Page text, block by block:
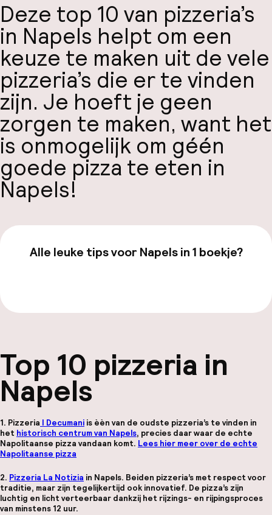
Deze top 10 van pizzeria’s
in Napels helpt om een
keuze te maken uit de vele
pizzeria’s die er te vinden
zijn. Je hoeft je geen
zorgen te maken, want het
is onmogelijk om géén
goede pizza te eten in
Napels!
Alle leuke tips voor Napels in 1 boekje?
Top 10 pizzeria in
Napels
1. Pizzeria I Decumani is èèn van de oudste pizzeria’s te vinden in
het historisch centrum van Napels, precies daar waar de echte
Napolitaanse pizza vandaan komt. Lees hier meer over de echte
Napolitaanse pizza
2. Pizzeria La Notizia in Napels. Beiden pizzeria’s met respect voor
traditie, maar zijn tegelijkertijd ook innovatief. De pizza’s zijn
luchtig en licht verteerbaar dankzij het rijzings- en rijpingsproces
van minstens 12 uur.